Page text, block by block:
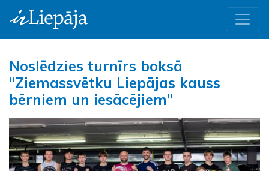
Noslēdzies turnīrs boksā
“Ziemassvētku Liepājas kauss
bērniem un iesācējiem”